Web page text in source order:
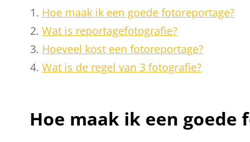
Hoe maak ik een goede fotoreportage?
Wat is reportagefotografie?
Hoeveel kost een fotoreportage?
Wat is de regel van 3 fotografie?
Hoe maak ik een goede